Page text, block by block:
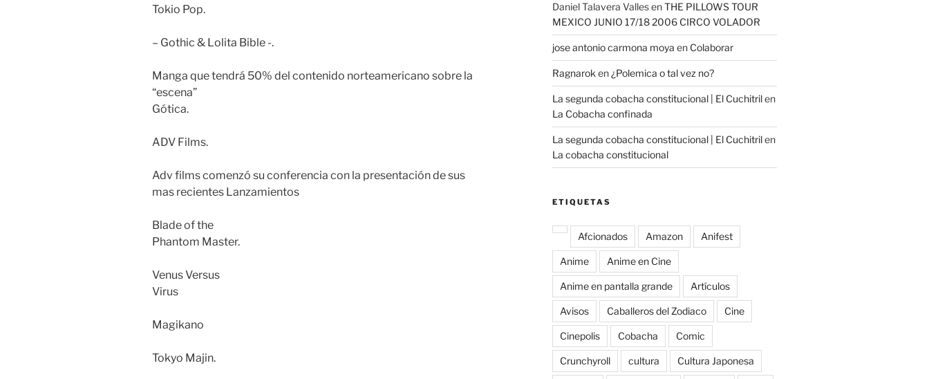
Tokio Pop.
– Gothic & Lolita Bible -.
Manga que tendrá 50% del contenido norteamericano sobre la
“escena”
Gótica.
ADV Films.
Adv films comenzó su conferencia con la presentación de sus
mas recientes Lanzamientos
Blade of the
Phantom Master.
Venus Versus
Virus
Magikano
Tokyo Majin.
Daniel Talavera VallesenTHE PILLOWS TOUR
MEXICO JUNIO 17/18 2006 CIRCO VOLADOR
jose antonio carmona moya en Colaborar
Ragnarok en¿Polemica o tal vez no?
La segunda cobacha constitucional | El Cuchitrilen
La Cobacha confinada
La segunda cobacha constitucional | El Cuchitrilen
La cobacha constitucional
ETIQUETAS
Afcionados Amazon Anifest
Anime Anime en Cine
Anime en pantalla grande Artículos
Avisos Caballeros del Zodiaco Cine
Cinepolis Cobacha Comic
Crunchyroll cultura Cultura Japonesa